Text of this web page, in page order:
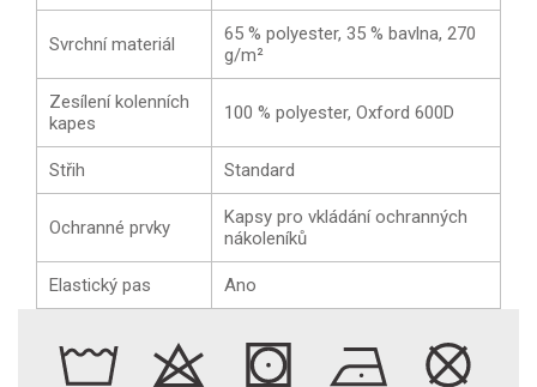
Svrchní materiál
65 % polyester, 35 % bavlna, 270
g/m²
Zesílení kolenních
kapes
100 % polyester, Oxford 600D
Střih Standard
Ochranné prvky
Kapsy pro vkládání ochranných
nákoleníků
Elastický pas Ano